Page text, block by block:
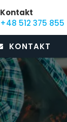
Kontakt
+48 512 375 855
KONTAKT